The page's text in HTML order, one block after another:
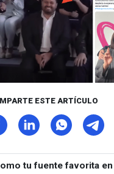
ESTE ARTÍCULO
tu fuente favorita